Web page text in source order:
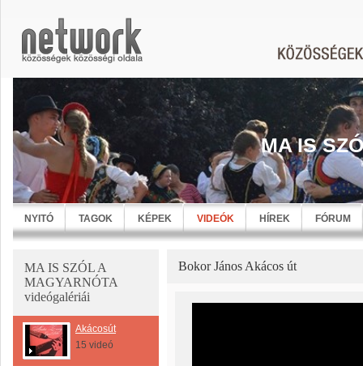
MA IS
NYITÓ TAGOK KÉPEK VIDEÓK HÍREK FÓRUM
MA IS SZÓL A
MAGYARNÓTA
videógalériái
Akácosút
15 videó
Bokor János Akácos út